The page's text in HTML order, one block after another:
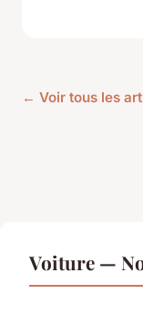
← Voir tous les
Voiture —